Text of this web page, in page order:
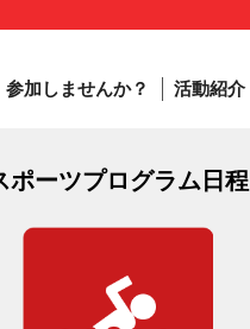
参加しませんか？ 活動紹介
ポーツプログラム日程